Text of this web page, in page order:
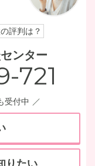
評判は？
ンター
721
受付中